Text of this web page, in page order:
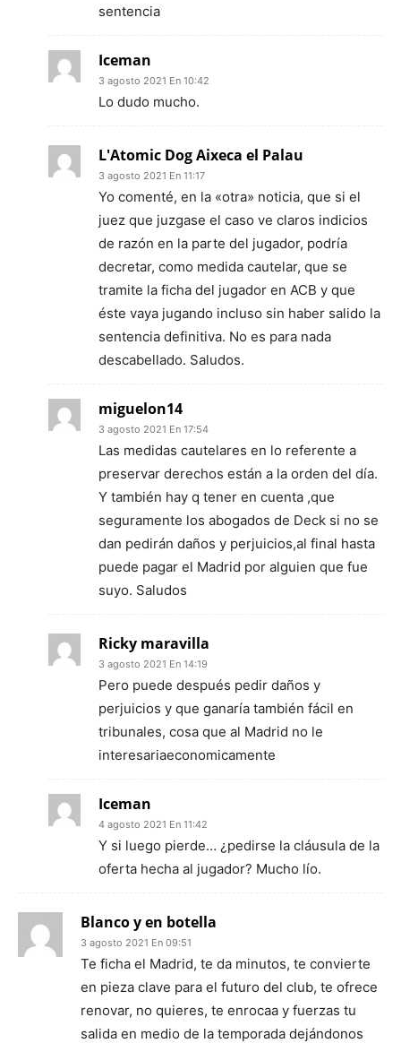
sentencia
Iceman
3 agosto 2021 En 10:42
Lo dudo mucho.
L'Atomic Dog Aixeca el Palau
3 agosto 2021 En 11:17
Yo comenté, en la «otra» noticia, que si el
juez que juzgase el caso ve claros indicios
de razón en la parte del jugador, podría
decretar, como medida cautelar, que se
tramite la ficha del jugador en ACB y que
éste vaya jugando incluso sin haber salido la
sentencia definitiva. No es para nada
descabellado. Saludos.
miguelon14
3 agosto 2021 En 17:54
Las medidas cautelares en lo referente a
preservar derechos están a la orden del día.
Y también hay q tener en cuenta ,que
seguramente los abogados de Deck si no se
dan pedirán daños y perjuicios,al final hasta
puede pagar el Madrid por alguien que fue
suyo. Saludos
Ricky maravilla
3 agosto 2021 En 14:19
Pero puede después pedir daños y
perjuicios y que ganaría también fácil en
tribunales, cosa que al Madrid no le
interesariaeconomicamente
Iceman
4 agosto 2021 En 11:42
Y si luego pierde… ¿pedirse la cláusula de la
oferta hecha al jugador? Mucho lío.
Blanco y en botella
3 agosto 2021 En 09:51
Te ficha el Madrid, te da minutos, te convierte
en pieza clave para el futuro del club, te ofrece
renovar, no quieres, te enrocaa y fuerzas tu
salida en medio de la temporada dejándonos